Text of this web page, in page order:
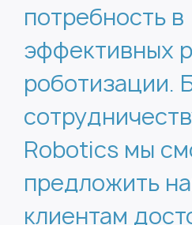
потребность в
эффективных
роботизации.
Robotics мы
предложить
клиентам